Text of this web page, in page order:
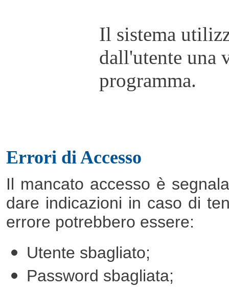
Il sistema
dall'utente una
programma.
Errori di Accesso
Il mancato accesso è
dare indicazioni in caso di
errore potrebbero essere:
Utente sbagliato;
Password sbagliata;